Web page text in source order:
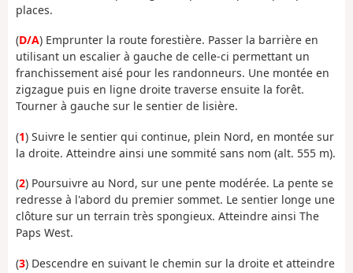
places.
(D/A) Emprunter la route forestière. Passer la barrière en
utilisant un escalier à gauche de celle-ci permettant un
franchissement aisé pour les randonneurs. Une montée en
zigzague puis en ligne droite traverse ensuite la forêt.
Tourner à gauche sur le sentier de lisière.
(1) Suivre le sentier qui continue, plein Nord, en montée sur
la droite. Atteindre ainsi une sommité sans nom (alt. 555 m).
(2) Poursuivre au Nord, sur une pente modérée. La pente se
redresse à l'abord du premier sommet. Le sentier longe une
clôture sur un terrain très spongieux. Atteindre ainsi The
Paps West.
(3) Descendre en suivant le chemin sur la droite et atteindre